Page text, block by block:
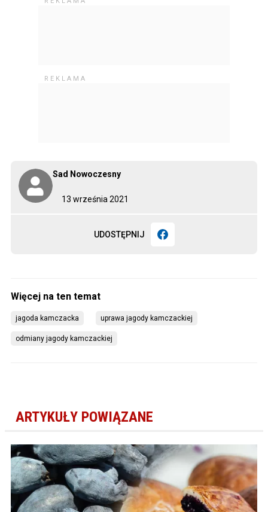
13 września 2021
Sad Nowoczesny
UDOSTĘPNIJ
jagoda kamczacka uprawa jagody kamczackiej
odmiany jagody kamczackiej
ARTYKUŁY POWIĄZANE